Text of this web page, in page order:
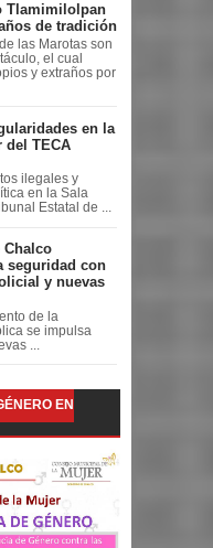
Tlamimilolpan
de tradición
las Marotas son
el cual
y extraños por
en la
del TECA
ilegales y
en la Sala
Estatal de ...
Chalco
seguridad con
y nuevas
de la
se impulsa
...
EN